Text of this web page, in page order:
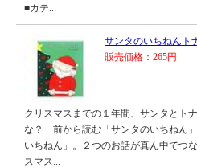
■カテ...
サンタのいちねんト
販売価格：265円
クリスマスまでの１年間、サンタとト
な？ 前から読む「サンタのいちねん
いちねん」。２つのお話が真ん中でつ
スマス...